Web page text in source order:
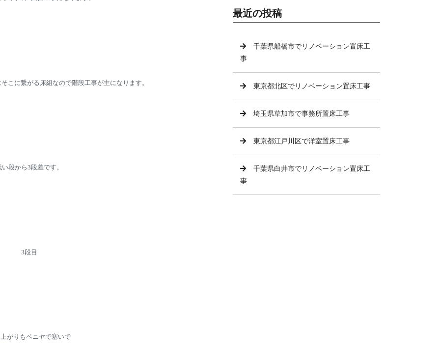
こに繋がる床組なので階段工事が主になります。
い段から3段差です。
3段目
がりもベニヤで塞いで
最近の投稿
千葉県船橋市でリノベーション置床工
事
東京都北区でリノベーション置床工事
埼玉県草加市で事務所置床工事
東京都江戸川区で洋室置床工事
千葉県白井市でリノベーション置床工
事